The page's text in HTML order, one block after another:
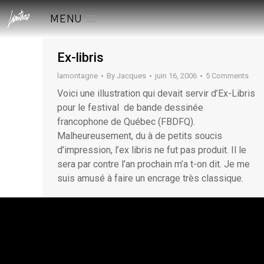
MENU
Ex-libris
lamontagne By Jacques juin 16, 2006 5 Comments
Voici une illustration qui devait servir d’Ex-Libris
pour le festival de bande dessinée
francophone de Québec (FBDFQ).
Malheureusement, du à de petits soucis
d’impression, l’ex libris ne fut pas produit. Il le
sera par contre l’an prochain m’a t-on dit. Je me
suis amusé à faire un encrage très classique.